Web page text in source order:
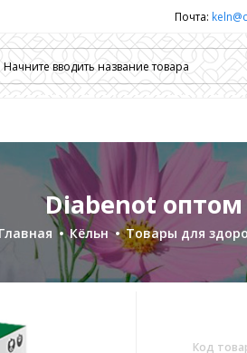
Почта:
Главная Кёльн Товары для
Diabenot
Код